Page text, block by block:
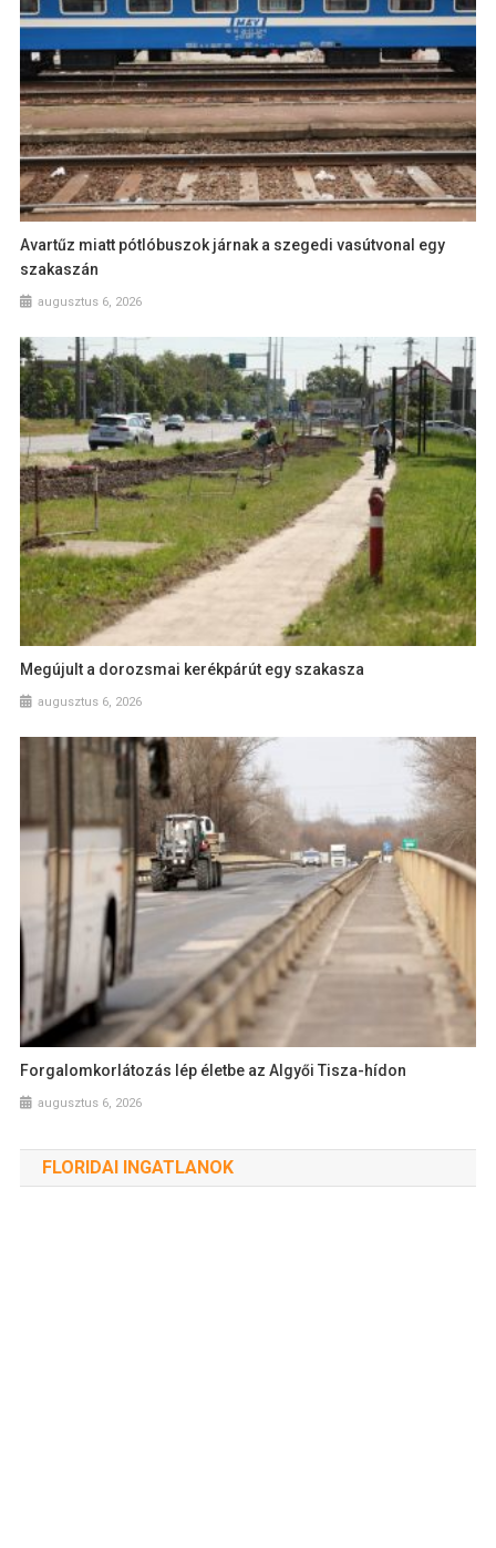
Avartűz miatt pótlóbuszok járnak a szegedi vasútvonal egy
szakaszán
augusztus 6, 2026
Megújult a dorozsmai kerékpárút egy szakasza
augusztus 6, 2026
Forgalomkorlátozás lép életbe az Algyői Tisza-hídon
augusztus 6, 2026
FLORIDAI INGATLANOK